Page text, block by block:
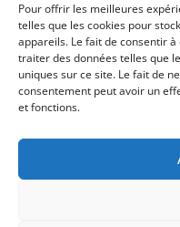
Pour offrir les meilleures
telles que les cookies pour
appareils. Le fait de consentir
traiter des données telles que
uniques sur ce site. Le fait de
consentement peut avoir un
et fonctions.
Politique de cookies (UE)
Agence de